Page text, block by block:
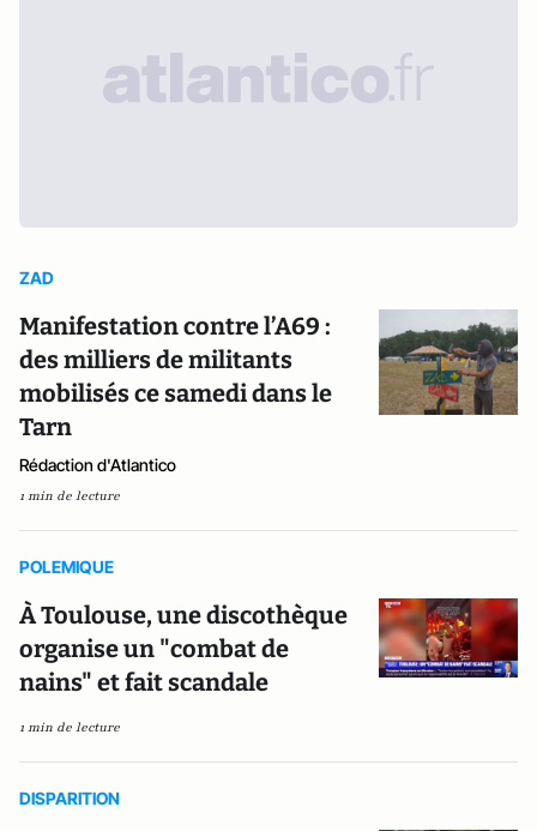
ZAD
Manifestation contre l’A69 :
des milliers de militants
mobilisés ce samedi dans le
Tarn
Rédaction d'Atlantico
1 min de lecture
POLEMIQUE
À Toulouse, une discothèque
organise un "combat de
nains" et fait scandale
1 min de lecture
DISPARITION